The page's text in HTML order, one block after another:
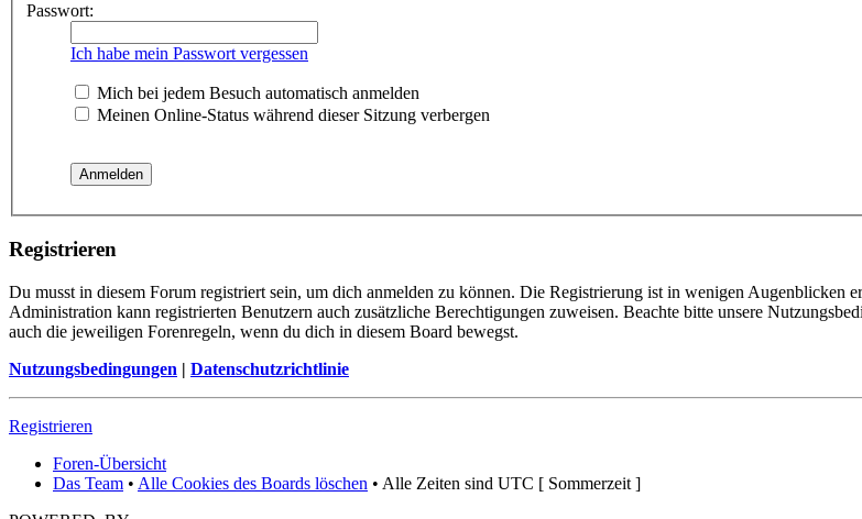
Passwort:
Ich habe mein Passwort vergessen
Mich bei jedem Besuch automatisch anmelden
Meinen Online-Status während dieser Sitzung verbergen
Registrieren
Du musst in diesem Forum registriert sein, um dich anmelden zu können. Die Registrierung ist in wenigen
Administration kann registrierten Benutzern auch zusätzliche Berechtigungen zuweisen. Beachte bitte unsere
auch die jeweiligen Forenregeln, wenn du dich in diesem Board bewegst.
Nutzungsbedingungen | Datenschutzrichtlinie
Registrieren
Foren-Übersicht
Das Team • Alle Cookies des Boards löschen • Alle Zeiten sind UTC [ Sommerzeit ]